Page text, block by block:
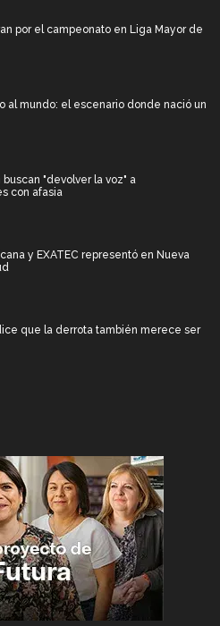
por el campeonato en Liga Mayor de
al mundo: el escenario donde nació un
"devolver la voz" a
con afasia
y EXATEC representó en Nueva
que la derrota también merece ser